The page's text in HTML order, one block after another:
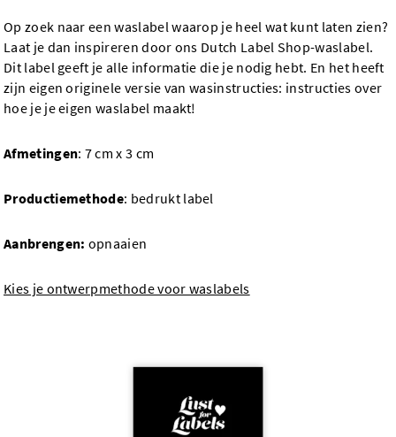
Op zoek naar een waslabel waarop je heel wat kunt laten zien?
Laat je dan inspireren door ons Dutch Label Shop-waslabel.
Dit label geeft je alle informatie die je nodig hebt. En het heeft
zijn eigen originele versie van wasinstructies: instructies over
hoe je je eigen waslabel maakt!
Afmetingen: 7 cm x 3 cm
Productiemethode: bedrukt label
Aanbrengen: opnaaien
Kies je ontwerpmethode voor waslabels